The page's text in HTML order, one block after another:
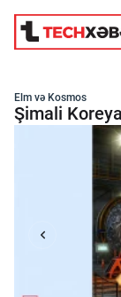
Süni İntellekt
Elm və
Texnoloji
İnnovasiya
Elm və Kosmos
Şimali